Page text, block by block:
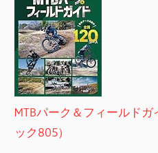
MTBパーク＆フィールド
ック805）